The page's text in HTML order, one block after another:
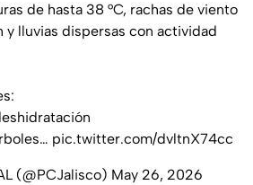
de hasta 38 °C, rachas de viento
y lluvias dispersas con actividad
pic.twitter.com/dvltnX74cc
(@PCJalisco) May 26, 2026